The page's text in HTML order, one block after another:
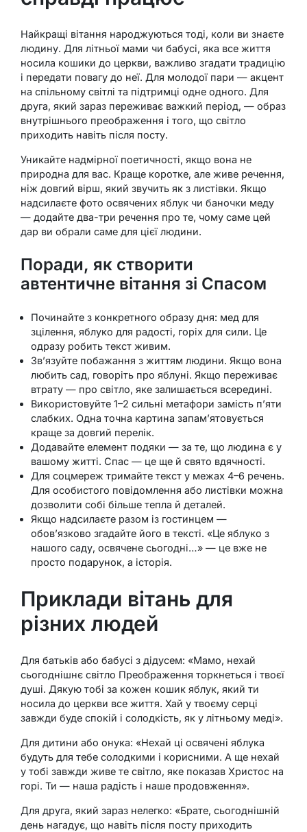
Найкращі вітання народжуються тоді, коли ви знаєте
людину. Для літньої мами чи бабусі, яка все життя
носила кошики до церкви, важливо згадати традицію
і передати повагу до неї. Для молодої пари — акцент
на спільному світлі та підтримці одне одного. Для
друга, який зараз переживає важкий період, — образ
внутрішнього преображення і того, що світло
приходить навіть після посту.
Уникайте надмірної поетичності, якщо вона не
природна для вас. Краще коротке, але живе речення,
ніж довгий вірш, який звучить як з листівки. Якщо
надсилаєте фото освячених яблук чи баночки меду
— додайте два-три речення про те, чому саме цей
дар ви обрали саме для цієї людини.
Поради, як створити
автентичне вітання зі Спасом
Починайте з конкретного образу дня: мед для
зцілення, яблуко для радості, горіх для сили. Це
одразу робить текст живим.
Зв’язуйте побажання з життям людини. Якщо вона
любить сад, говоріть про яблуні. Якщо переживає
втрату — про світло, яке залишається всередині.
Використовуйте 1–2 сильні метафори замість п’яти
слабких. Одна точна картина запам’ятовується
краще за довгий перелік.
Додавайте елемент подяки — за те, що людина є у
вашому житті. Спас — це ще й свято вдячності.
Для соцмереж тримайте текст у межах 4–6 речень.
Для особистого повідомлення або листівки можна
дозволити собі більше тепла й деталей.
Якщо надсилаєте разом із гостинцем —
обов’язково згадайте його в тексті. «Це яблуко з
нашого саду, освячене сьогодні…» — це вже не
просто подарунок, а історія.
Приклади вітань для
різних людей
Для батьків або бабусі з дідусем: «Мамо, нехай
сьогоднішнє світло Преображення торкнеться і твоєї
душі. Дякую тобі за кожен кошик яблук, який ти
носила до церкви все життя. Хай у твоєму серці
завжди буде спокій і солодкість, як у літньому меді».
Для дитини або онука: «Нехай ці освячені яблука
будуть для тебе солодкими і корисними. А ще нехай
у тобі завжди живе те світло, яке показав Христос на
горі. Ти — наша радість і наше продовження».
Для друга, який зараз нелегко: «Брате, сьогоднішній
день нагадує, що навіть після посту приходить